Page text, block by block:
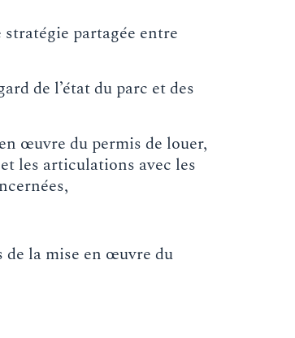
partagée entre
de l’état du parc et des
œuvre du permis de louer,
les articulations avec les
de la mise en œuvre du